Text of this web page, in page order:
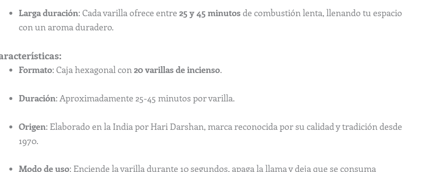
Larga duración: Cada varilla ofrece entre 25 y 45 minutosde combustión lenta, llenando tu espacio
con un aroma duradero.
Formato: Caja hexagonal con20 varillas de incienso.
Duración: Aproximadamente 25-45 minutos por varilla.
Origen: Elaborado en la India por Hari Darshan, marca reconocida por su calidad y tradición desde
1970.
Modo de uso: Enciende la varilla durante 10 segundos, apaga la llama y deja que se consuma